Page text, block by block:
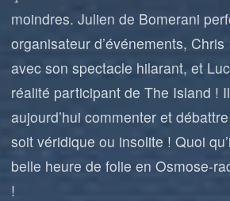
moindres. Julien de Bomerani
organisateur d’événements,
avec son spectacle hilarant, et
réalité participant de The Island !
aujourd’hui commenter et débattre
soit véridique ou insolite ! Quoi
belle heure de folie en Osmose-
!